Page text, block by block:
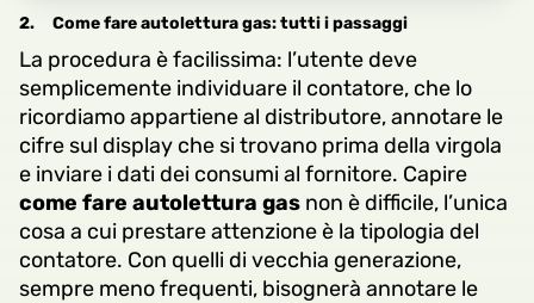
2. Come fare autolettura gas: tutti i passaggi
La procedura è facilissima: l’utente deve
semplicemente individuare il contatore, che lo
ricordiamo appartiene al distributore, annotare le
cifre sul display che si trovano prima della virgola
e inviare i dati dei consumi al fornitore. Capire
come fare autolettura gas non è difficile, l’unica
cosa a cui prestare attenzione è la tipologia del
contatore. Con quelli di vecchia generazione,
sempre meno frequenti, bisognerà annotare le